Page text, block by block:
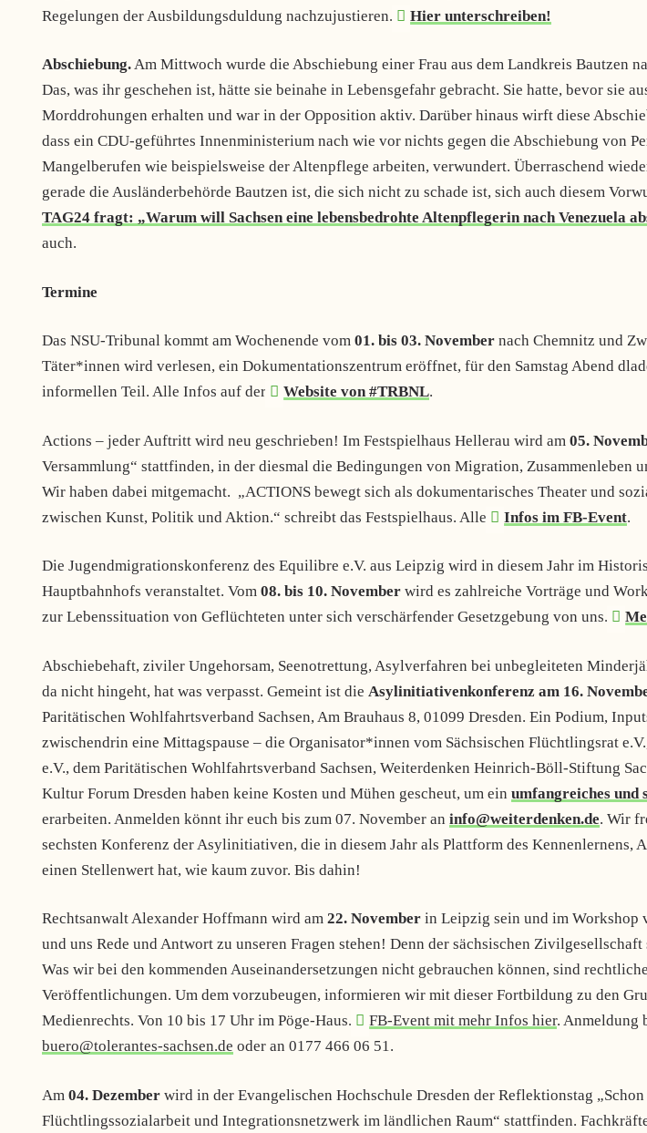
Regelungen der Ausbildungsduldung nachzujustieren.
Hier unterschreiben!
Abschiebung.Am Mittwoch wurde die Abschiebung einer Frau aus dem Landkreis Bautzen
Das, was ihr geschehen ist, hätte sie beinahe in Lebensgefahr gebracht. Sie hatte, bevor sie
Morddrohungen erhalten und war in der Opposition aktiv. Darüber hinaus wirft diese
dass ein CDU-geführtes Innenministerium nach wie vor nichts gegen die Abschiebung von
Mangelberufen wie beispielsweise der Altenpflege arbeiten, verwundert. Überraschend
gerade die Ausländerbehörde Bautzen ist, die sich nicht zu schade ist, sich auch diesem
TAG24 fragt: „Warum will Sachsen eine lebensbedrohte Altenpflegerin nach Venezuela
auch.
Termine
Das NSU-Tribunal kommt am Wochenende vom 01. bis 03. November nach Chemnitz und
Täter*innen wird verlesen, ein Dokumentationszentrum eröffnet, für den Samstag Abend
informellen Teil. Alle Infos auf der
Website von #TRBNL.
Actions – jeder Auftritt wird neu geschrieben! Im Festspielhaus Hellerau wird am 05.
Versammlung“ stattfinden, in der diesmal die Bedingungen von Migration, Zusammenleben
Wir haben dabei mitgemacht. „ACTIONS bewegt sich als dokumentarisches Theater und
zwischen Kunst, Politik und Aktion.“ schreibt das Festspielhaus. Alle
Infos im FB-Event.
Die Jugendmigrationskonferenz des Equilibre e.V. aus Leipzig wird in diesem Jahr im
Hauptbahnhofs veranstaltet. Vom 08. bis 10. November wird es zahlreiche Vorträge und
zur Lebenssituation von Geflüchteten unter sich verschärfender Gesetzgebung von uns.
Abschiebehaft, ziviler Ungehorsam, Seenotrettung, Asylverfahren bei unbegleiteten
da nicht hingeht, hat was verpasst. Gemeint ist die Asylinitiativenkonferenz am 16.
Paritätischen Wohlfahrtsverband Sachsen, Am Brauhaus 8, 01099 Dresden. Ein Podium,
zwischendrin eine Mittagspause – die Organisator*innen vom Sächsischen Flüchtlingsrat
e.V., dem Paritätischen Wohlfahrtsverband Sachsen, Weiterdenken Heinrich-Böll-Stiftung
Kultur Forum Dresden haben keine Kosten und Mühen gescheut, um ein umfangreiches und
erarbeiten. Anmelden könnt ihr euch bis zum 07. November an info@weiterdenken.de. Wir
sechsten Konferenz der Asylinitiativen, die in diesem Jahr als Plattform des Kennenlernens,
einen Stellenwert hat, wie kaum zuvor. Bis dahin!
Rechtsanwalt Alexander Hoffmann wird am 22. November in Leipzig sein und im Workshop
und uns Rede und Antwort zu unseren Fragen stehen! Denn der sächsischen Zivilgesellschaft
Was wir bei den kommenden Auseinandersetzungen nicht gebrauchen können, sind
Veröffentlichungen. Um dem vorzubeugen, informieren wir mit dieser Fortbildung zu den
Medienrechts. Von 10 bis 17 Uhr im Pöge-Haus.
FB-Event mit mehr Infos hier. Anmeldung
buero@tolerantes-sachsen.de oder an 0177 466 06 51.
Am 04. Dezember wird in der Evangelischen Hochschule Dresden der Reflektionstag
Flüchtlingssozialarbeit und Integrationsnetzwerk im ländlichen Raum“ stattfinden.